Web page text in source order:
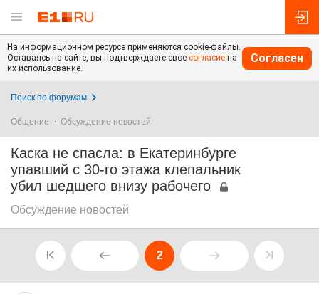
На информационном ресурсе применяются cookie-файлы.
Оставаясь на сайте, вы подтверждаете свое согласие на
их использование.
Согласен
Поиск по форумам
Общение Обсуждение новостей
Каска не спасла: в Екатеринбурге
упавший с 30-го этажа клепальник
убил шедшего внизу рабочего
Обсуждение новостей
2